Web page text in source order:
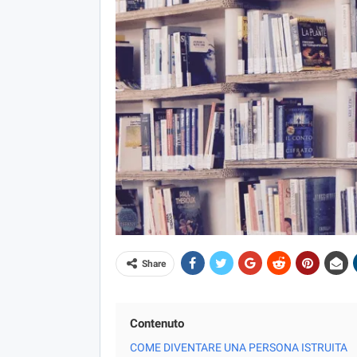
Share
Contenuto
COME DIVENTARE UNA PERSONA ISTRUITA